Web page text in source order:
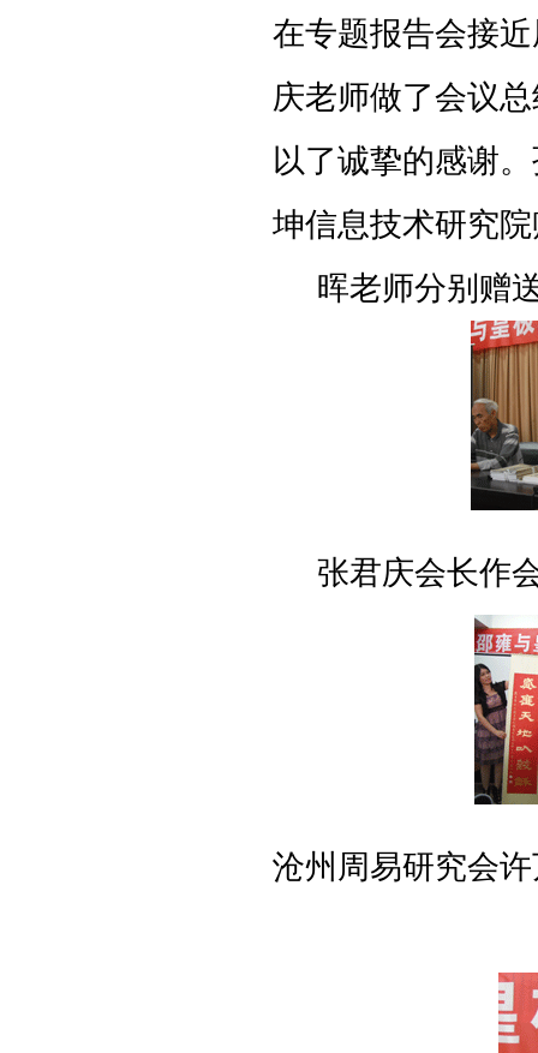
在专题报告会接
庆老师做了会议
以了诚挚的感谢
坤信息技术研究
晖老师分别赠
张君庆会长作
沧州周易研究会